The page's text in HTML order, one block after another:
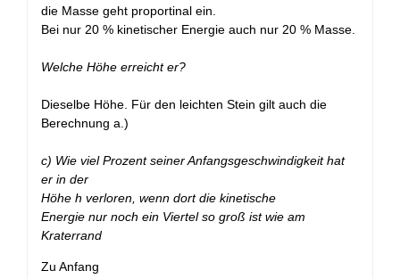
die Masse geht proportinal ein.
Bei nur 20 % kinetischer Energie auch nur 20 % Masse.
Welche Höhe erreicht er?
Dieselbe Höhe. Für den leichten Stein gilt auch die
Berechnung a.)
c) Wie viel Prozent seiner Anfangsgeschwindigkeit hat
er in der
Höhe h verloren, wenn dort die kinetische
Energie nur noch ein Viertel so groß ist wie am
Kraterrand
Zu Anfang